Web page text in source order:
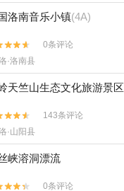
洛南音乐小镇(4A)
0条评论
·洛南县
天竺山生态文化旅游景区
143条评论
·山阳县
峡溶洞漂流
0条评论